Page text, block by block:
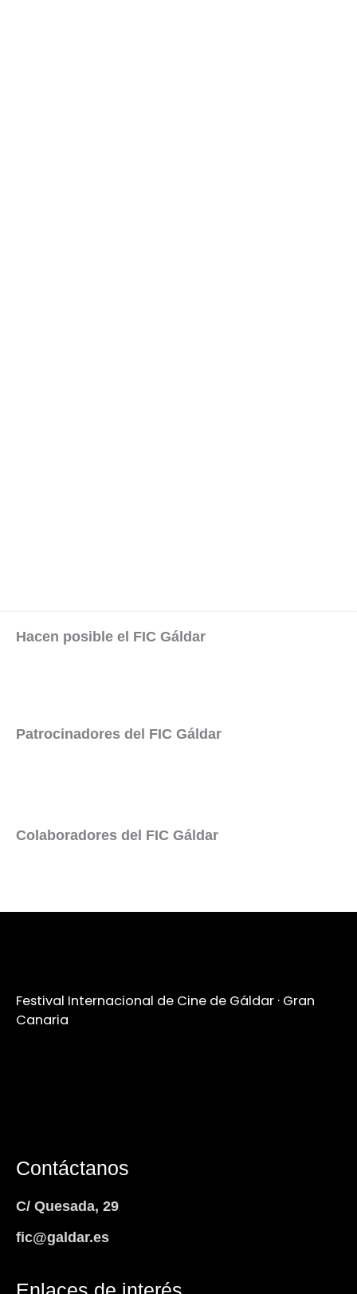
Hacen posible el FIC Gáldar
Patrocinadores del FIC Gáldar
Colaboradores del FIC Gáldar
Festival Internacional de Cine de Gáldar · Gran
Canaria
Contáctanos
C/ Quesada, 29
fic@galdar.es